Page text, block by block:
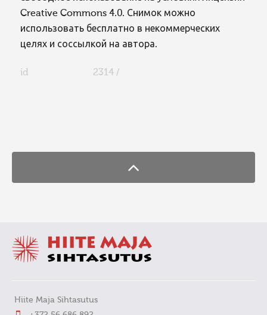
Creative Commons 4.0. Снимок можно
использовать бесплатно в некоммерческих
целях и соссылкой на автора.
id 2314 /
Hiite Maja Sihtasutus